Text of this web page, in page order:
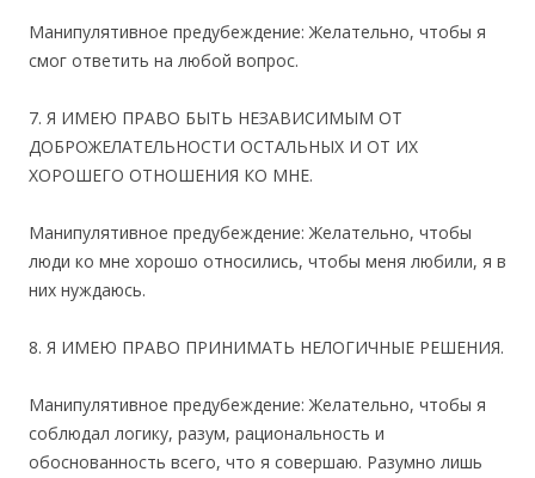
Манипулятивное предубеждение: Желательно, чтобы я
смог ответить на любой вопрос.
7. Я ИМЕЮ ПРАВО БЫТЬ НЕЗАВИСИМЫМ ОТ
ДОБРОЖЕЛАТЕЛЬНОСТИ ОСТАЛЬНЫХ И ОТ ИХ
ХОРОШЕГО ОТНОШЕНИЯ КО МНЕ.
Манипулятивное предубеждение: Желательно, чтобы
люди ко мне хорошо относились, чтобы меня любили, я в
них нуждаюсь.
8. Я ИМЕЮ ПРАВО ПРИНИМАТЬ НЕЛОГИЧНЫЕ РЕШЕНИЯ.
Манипулятивное предубеждение: Желательно, чтобы я
соблюдал логику, разум, рациональность и
обоснованность всего, что я совершаю. Разумно лишь